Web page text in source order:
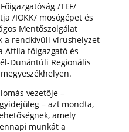
/TEF/
/IOKK/ mosógépet és
Mentőszolgálat
a rendkívüli vírushelyzet
Attila főigazgató és
Dunántúli Regionális
vezetője –
– azt mondta,
amely
munkát a